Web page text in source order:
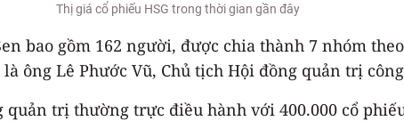
Thị giá cổ phiếu HSG trong thời gian gần đây
bao gồm 162 người, được chia thành 7 nhóm
ông Lê Phước Vũ, Chủ tịch Hội đồng quản trị
quản trị thường trực điều hành với 400.000 cổ